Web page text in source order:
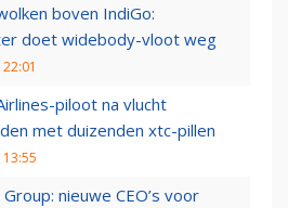
boven IndiGo:
doet widebody-vloot weg
piloot na vlucht
met duizenden xtc-pillen
nieuwe CEO’s voor